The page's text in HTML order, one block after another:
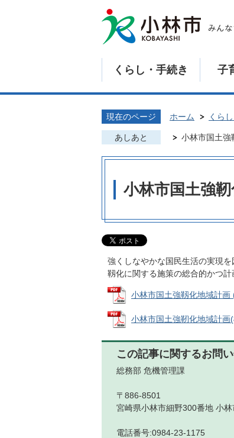
くらし・手続き 子
現在のページ ホーム くら
あしあと 小林市国土強
小林市国土強
強くしなやかな国民生活の実現
靱化に関する施策の総合的かつ
小林市国土強靱化地域計
小林市国土強靭化地域計
この記事に関するお問
総務部 危機管理課
〒886-8501
宮崎県小林市細野300番地 小
電話番号:0984-23-1175